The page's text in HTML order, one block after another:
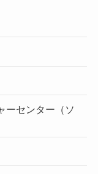
ーセンター（ソ